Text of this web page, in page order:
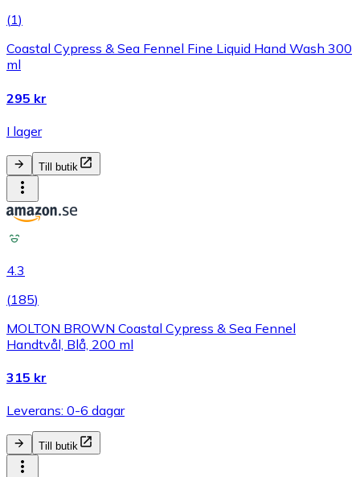
(1)
Coastal Cypress & Sea Fennel Fine Liquid Hand Wash 300
ml
295 kr
I lager
Till butik
4.3
(185)
MOLTON BROWN Coastal Cypress & Sea Fennel
Handtvål, Blå, 200 ml
315 kr
Leverans: 0-6 dagar
Till butik